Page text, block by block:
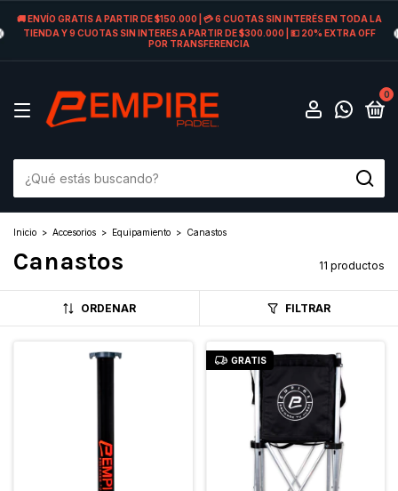
🚚 ENVÍO GRATIS A PARTIR DE $150.000 | 💳 6 CUOTAS SIN INTERÉS EN TODA LA
TIENDA Y 9 CUOTAS SIN INTERES A PARTIR DE $300.000 | 💵 20% EXTRA OFF
POR TRANSFERENCIA
0
Inicio > Accesorios > Equipamiento > Canastos
Canastos 11 productos
ORDENAR FILTRAR
GRATIS